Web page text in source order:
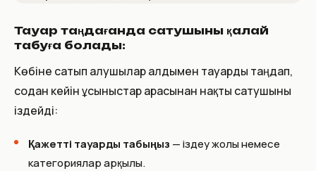
Тауар таңдағанда сатушыны қалай
табуға болады:
Көбіне сатып алушылар алдымен тауарды таңдап,
содан кейін ұсыныстар арасынан нақты сатушыны
іздейді:
Қажетті тауарды табыңыз — іздеу жолы немесе
категориялар арқылы.